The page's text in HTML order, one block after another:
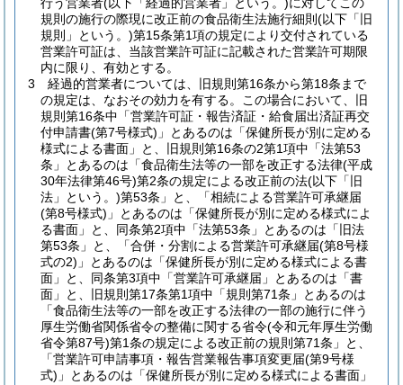
規則の施行の際現に改正前の食品衛生法施行細則 (以下「旧
規則」という。)第15条第1項の規定により交付されている
営業許可証は、当該営業許可証に記載された営業許可期限
内に限り、有効とする。
3
経過的営業者については、旧規則第16条から第18条まで
の規定は、なおその効力を有する。
この場合において、旧
規則第16条中「営業許可証・報告済証・給食届出済証再交
付申請書(第7号様式) 」とあるのは「保健所長が別に定める
様式による書面」と、旧規則第16条の2第1項中「法第53
条」とあるのは「食品衛生法等の一部を改正する法律(平成
30年法律第46号)第2条の規定による改正前の法(以下「旧
法」という。)第53条」と、「相続による営業許可承継届
(第8号様式) 」とあるのは「保健所長が別に定める様式によ
る書面」と、同条第2項中「法第53条」とあるのは「旧法
第53条」と、「合併・分割による営業許可承継届(第8号様
式の2) 」とあるのは「保健所長が別に定める様式による書
面」と、同条第3項中「営業許可承継届」とあるのは「書
面」と、旧規則第17条第1項中「規則第71条」とあるのは
「食品衛生法等の一部を改正する法律の一部の施行に伴う
厚生労働省関係省令の整備に関する省令(令和元年厚生労働
省令第87号)第1条の規定による改正前の規則第71条」と、
「営業許可申請事項・報告営業報告事項変更届(第9号様
式) 」とあるのは「保健所長が別に定める様式による書面」